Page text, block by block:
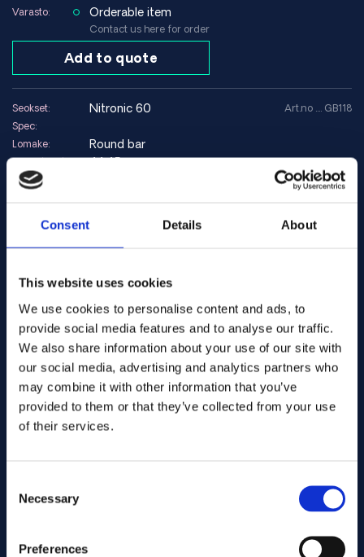
Consent Details About
This website uses cookies
We use cookies to personalise content and ads, to
provide social media features and to analyse our traffic.
We also share information about your use of our site with
our social media, advertising and analytics partners who
may combine it with other information that you’ve
provided to them or that they’ve collected from your use
of their services.
Selection
Necessary
Preferences
Varasto:
Orderable item
Contact us here for order
Add to quote
Seokset: nitronic 60
Spec:
Lomake:
Round bar
Mitat. (mm): 44.45
Warehouse:
Add to quote
Art.no .... GB118
Spec:
Lomake:
Round bar
Mitat. (mm): 45.00
Warehouse:
Varasto:
Orderable item
Contact us here for order
Add to quote
Spec:
Warehouse: